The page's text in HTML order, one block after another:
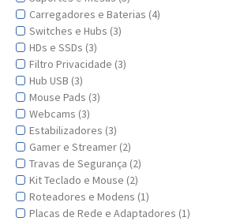
Carregadores e Baterias (4)
Switches e Hubs (3)
HDs e SSDs (3)
Filtro Privacidade (3)
Hub USB (3)
Mouse Pads (3)
Webcams (3)
Estabilizadores (3)
Gamer e Streamer (2)
Travas de Segurança (2)
Kit Teclado e Mouse (2)
Roteadores e Modens (1)
Placas de Rede e Adaptadores (1)